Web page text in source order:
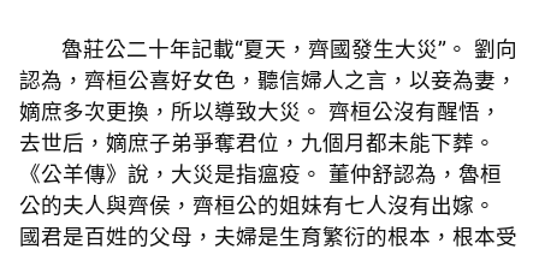
魯莊公二十年記載“夏天，齊國發生大災”。 劉向
認為，齊桓公喜好女色，聽信婦人之言，以妾為妻，
嫡庶多次更換，所以導致大災。 齊桓公沒有醒悟，
去世后，嫡庶子弟爭奪君位，九個月都未能下葬。
《公羊傳》說，大災是指瘟疫。 董仲舒認為，魯桓
公的夫人與齊侯，齊桓公的姐妹有七人沒有出嫁。
國君是百姓的父母，夫婦是生育繁衍的根本，根本受